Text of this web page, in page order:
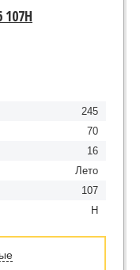
245
70
16
Лето
107
H